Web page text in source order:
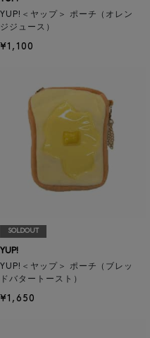
YUP!＜ヤップ＞ ポーチ（オレン
ジジュース）
¥1,100
SOLDOUT
YUP!
YUP!＜ヤップ＞ ポーチ（ブレッ
ドバタートースト）
¥1,650